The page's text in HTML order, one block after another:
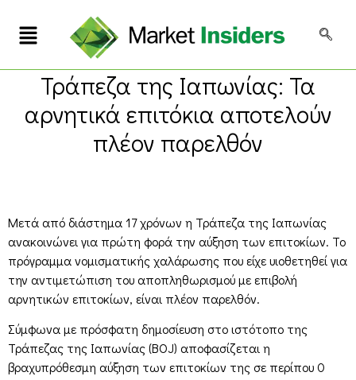
Τράπεζα της Ιαπωνίας: Τα
αρνητικά επιτόκια αποτελούν
πλέον παρελθόν
Μετά από διάστημα 17 χρόνων η Τράπεζα της Ιαπωνίας
ανακοινώνει για πρώτη φορά την αύξηση των επιτοκίων. Το
πρόγραμμα νομισματικής χαλάρωσης που είχε υιοθετηθεί για
την αντιμετώπιση του αποπληθωρισμού με επιβολή
αρνητικών επιτοκίων, είναι πλέον παρελθόν.
Σύμφωνα με πρόσφατη δημοσίευση στο ιστότοπο της
Τράπεζας της Ιαπωνίας (BOJ) αποφασίζεται η
βραχυπρόθεσμη αύξηση των επιτοκίων της σε περίπου 0